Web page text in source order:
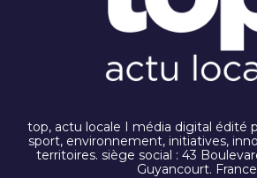
top, actu locale I média digital édité
sport, environnement, initiatives,
territoires. siège social : 43
Guyancourt.